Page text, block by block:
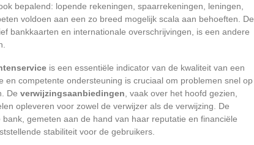
bepalend: lopende rekeningen, spaarrekeningen, leningen,
voldoen aan een zo breed mogelijk scala aan behoeften. De
bankkaarten en internationale overschrijvingen, is een andere
is een essentiële indicator van de kwaliteit van een
en competente ondersteuning is cruciaal om problemen snel op
De verwijzingsaanbiedingen , vaak over het hoofd gezien,
opleveren voor zowel de verwijzer als de verwijzing. De
bank, gemeten aan de hand van haar reputatie en financiële
stabiliteit voor de gebruikers.